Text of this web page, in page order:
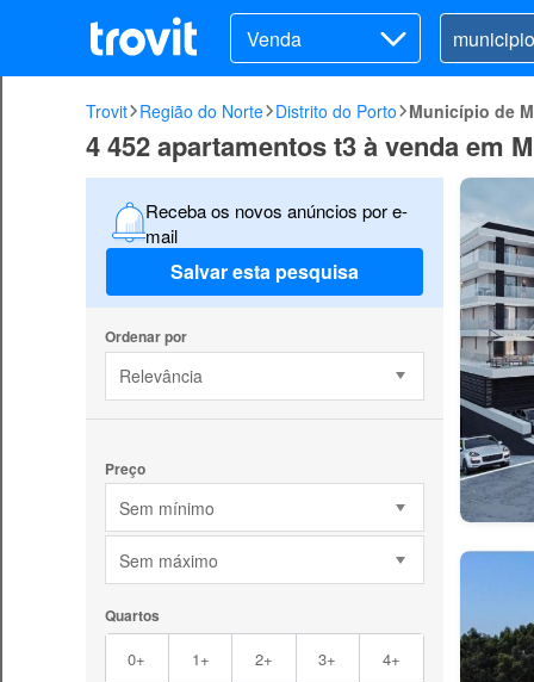
Venda
Trovit Região do Norte Distrito do Porto Município de
4 452 apartamentos t3 à venda em
Receba os novos anúncios por e-
mail
Salvar esta pesquisa
Ordenar por
Relevância
Preço
Sem mínimo
Sem máximo
Quartos
0+ 1+ 2+ 3+ 4+